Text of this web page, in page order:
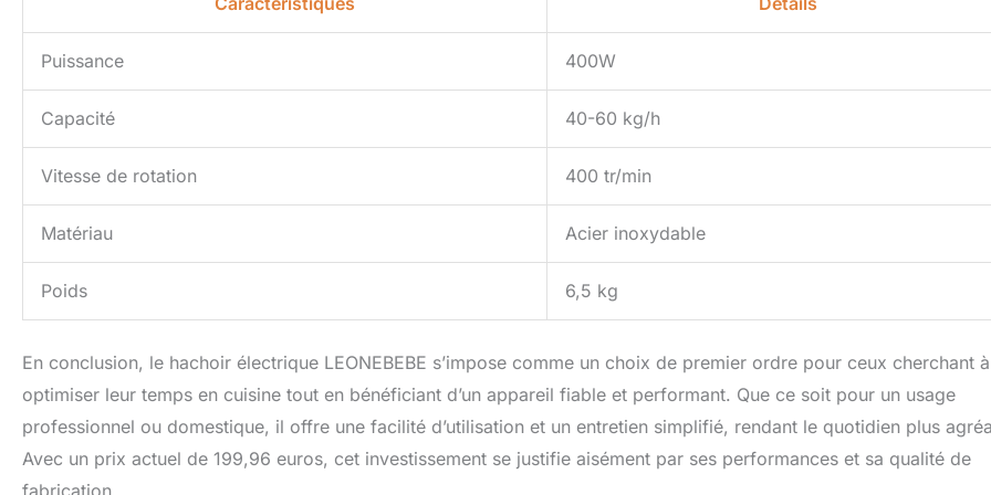
Puissance 400W
Capacité 40-60 kg/h
Vitesse de rotation 400 tr/min
Matériau Acier inoxydable
Poids 6,5 kg
En conclusion, le hachoir électrique LEONEBEBE s’impose comme un choix de premier ordre pour ceux cherchant à
optimiser leur temps en cuisine tout en bénéficiant d’un appareil fiable et performant. Que ce soit pour un usage
professionnel ou domestique, il offre une facilité d’utilisation et un entretien simplifié, rendant le quotidien plus
Avec un prix actuel de 199,96 euros, cet investissement se justifie aisément par ses performances et sa qualité de